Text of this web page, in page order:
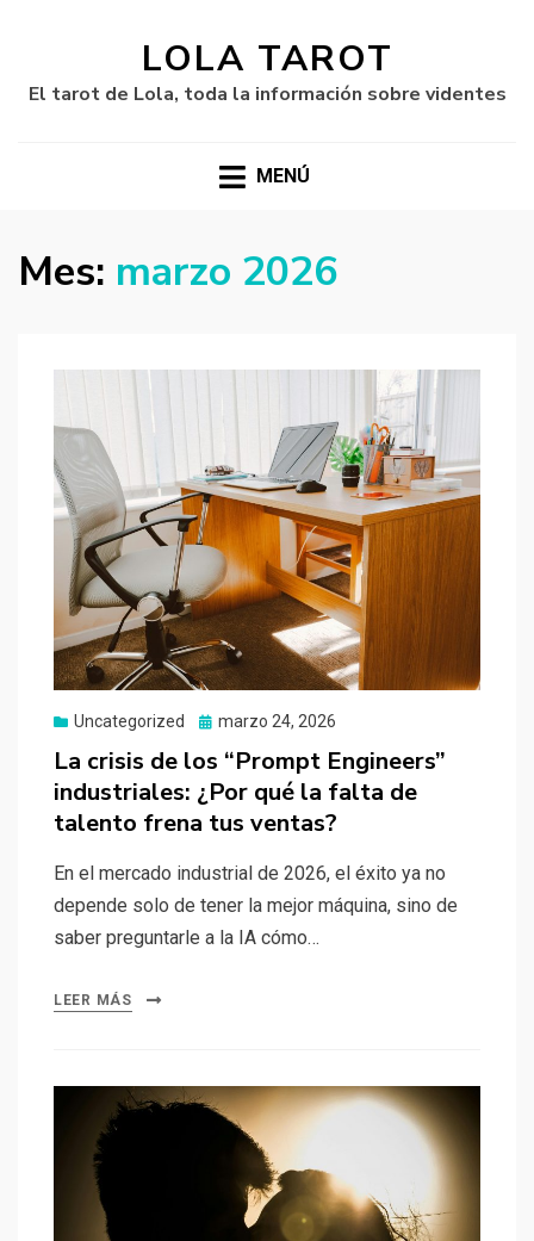
LOLA TAROT
El tarot de Lola, toda la información sobre videntes
MENÚ
Mes: marzo 2026
Uncategorized
Publicado
marzo 24, 2026
La crisis de los “Prompt Engineers”
industriales: ¿Por qué la falta de
talento frena tus ventas?
En el mercado industrial de 2026, el éxito ya no
depende solo de tener la mejor máquina, sino de
saber preguntarle a la IA cómo…
LEER MÁS